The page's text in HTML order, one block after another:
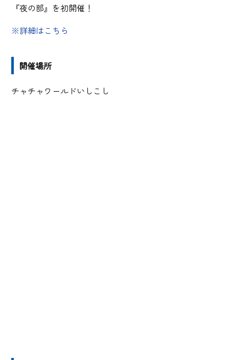
『夜の部』を初開催！
※詳細はこちら
開催場所
チャチャワールドいしこし